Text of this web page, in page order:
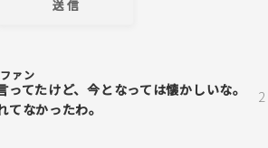
ァン
てたけど、今となっては懐かしいな。
てなかったわ。